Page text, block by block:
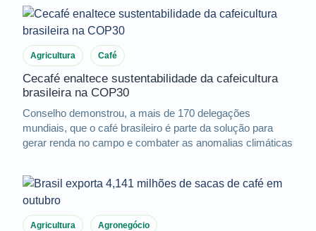
Agricultura Café
Cecafé enaltece sustentabilidade da cafeicultura
brasileira na COP30
Conselho demonstrou, a mais de 170 delegações
mundiais, que o café brasileiro é parte da solução para
gerar renda no campo e combater as anomalias climáticas
Agricultura Agronegócio